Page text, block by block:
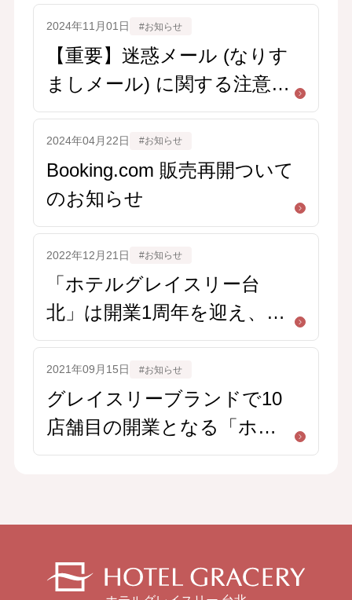
2024年11月01日 #お知らせ
【重要】迷惑メール (なりす
ましメール) に関する注意喚
起のお知らせ
2024年04月22日 #お知らせ
Booking.com 販売再開ついて
のお知らせ
2022年12月21日 #お知らせ
「ホテルグレイスリー台
北」は開業1周年を迎え、西
側壁面に巨大なゴジラの壁
画を設置いたしました。
2021年09月15日 #お知らせ
グレイスリーブランドで10
店舗目の開業となる「ホテ
ルグレイスリー台北」が9月